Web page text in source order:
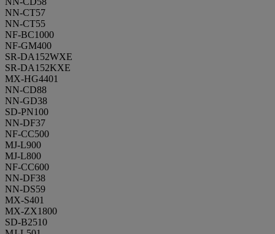
NN-CT57
NN-CT55
NF-BC1000
NF-GM400
SR-DA152WXE
SR-DA152KXE
MX-HG4401
NN-CD88
NN-GD38
SD-PN100
NN-DF37
NF-CC500
MJ-L900
MJ-L800
NF-CC600
NN-DF38
NN-DS59
MX-S401
MX-ZX1800
SD-B2510